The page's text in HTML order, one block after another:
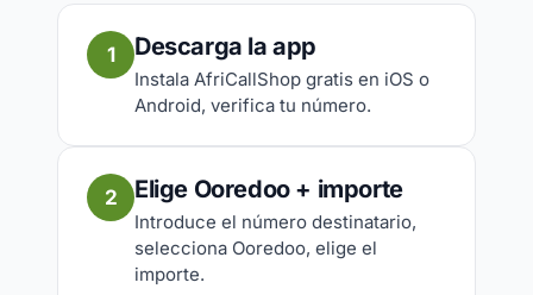
1 Descarga la app
Instala AfriCallShop gratis en iOS o
Android, verifica tu número.
2 Elige Ooredoo + importe
Introduce el número destinatario,
selecciona Ooredoo, elige el
importe.